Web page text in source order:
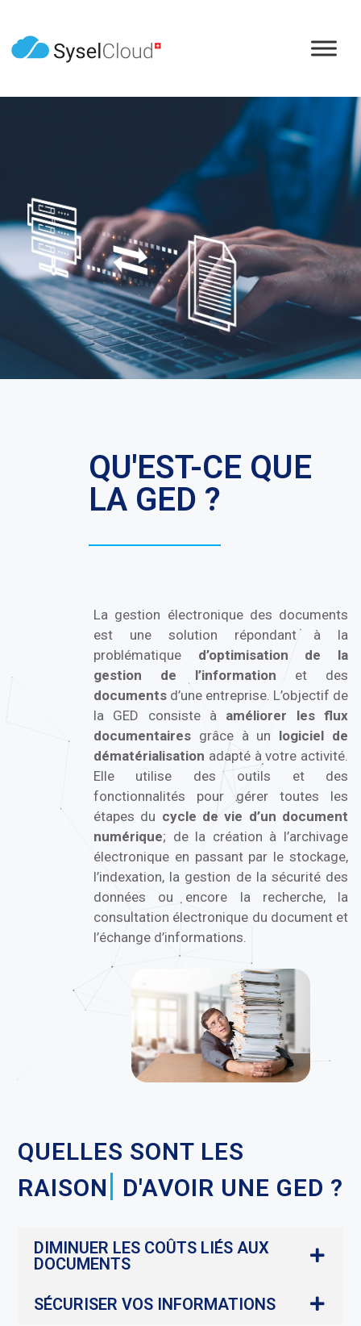
QU'EST-CE QUE
LA GED ?
La gestion électronique des documents
est une solution répondant à la
problématique d’optimisation de la
gestion de l’information et des
documents d’une entreprise. L’objectif de
la GED consiste à améliorer les flux
documentaires grâce à un logiciel de
dématérialisation adapté à votre activité.
Elle utilise des outils et des
fonctionnalités pour gérer toutes les
étapes du cycle de vie d’un document
numérique; de la création à l’archivage
électronique en passant par le stockage,
l’indexation, la gestion de la sécurité des
données ou encore la recherche, la
consultation électronique du document et
l’échange d’informations.
QUELLES SONT LES
D'AVOIR UNE GED ?
DIMINUER LES COÛTS LIÉS AUX
DOCUMENTS
SÉCURISER VOS INFORMATIONS